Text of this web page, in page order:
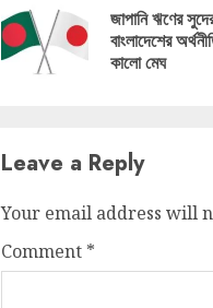
Readingজাপানি ঋণের
বাংলাদেশের
কালো মেঘ
Leave a Reply
Your email address will
Comment *